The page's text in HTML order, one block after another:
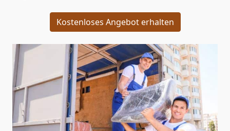
Kostenloses Angebot erhalten